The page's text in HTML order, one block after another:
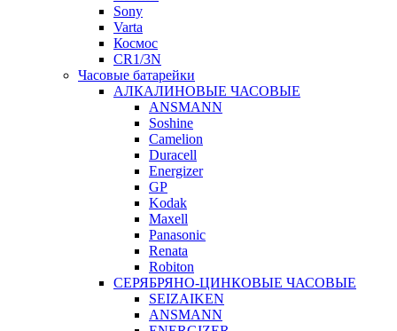
Sony
Varta
Космос
CR1/3N
Часовые батарейки
АЛКАЛИНОВЫЕ ЧАСОВЫЕ
ANSMANN
Soshine
Camelion
Duracell
Energizer
GP
Kodak
Maxell
Panasonic
Renata
Robiton
СЕРЯБРЯНО-ЦИНКОВЫЕ ЧАСОВЫЕ
SEIZAIKEN
ANSMANN